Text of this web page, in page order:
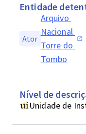
Entidade
Ator
Arquivo
Nacional
Torre do
Tombo
Nível de
Unidade de